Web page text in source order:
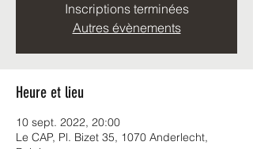
Inscriptions terminées
Autres évènements
Heure et lieu
10 sept. 2022, 20:00
Le CAP, Pl. Bizet 35, 1070 Anderlecht,